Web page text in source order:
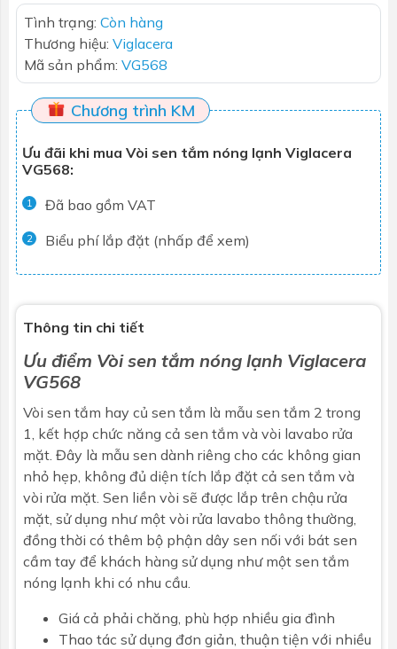
Tình trạng: Còn hàng
Thương hiệu: Viglacera
Mã sản phẩm: VG568
Chương trình KM
Ưu đãi khi mua Vòi sen tắm nóng lạnh Viglacera
VG568:
1 Đã bao gồm VAT
2 Biểu phí lắp đặt (nhấp để xem)
Thông tin chi tiết
Ưu điểm Vòi sen tắm nóng lạnh Viglacera
VG568
Vòi sen tắm hay củ sen tắm là mẫu sen tắm 2 trong
1, kết hợp chức năng cả sen tắm và vòi lavabo rửa
mặt. Đây là mẫu sen dành riêng cho các không gian
nhỏ hẹp, không đủ diện tích lắp đặt cả sen tắm và
vòi rửa mặt. Sen liền vòi sẽ được lắp trên chậu rửa
mặt, sử dụng như một vòi rửa lavabo thông thường,
đồng thời có thêm bộ phận dây sen nối với bát sen
cầm tay để khách hàng sử dụng như một sen tắm
nóng lạnh khi có nhu cầu.
Giá cả phải chăng, phù hợp nhiều gia đình
Thao tác sử dụng đơn giản, thuận tiện với nhiều